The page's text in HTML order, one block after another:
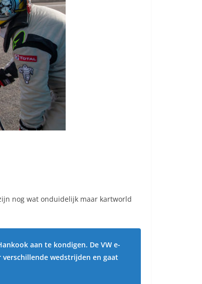
nog wat onduidelijk maar kartworld
aan te kondigen. De VW e-
wedstrijden en gaat